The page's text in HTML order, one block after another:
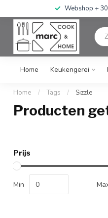
Webshop +
Home Keukengerei
Home / Tags / Sizzle
Producten
Prijs
Min